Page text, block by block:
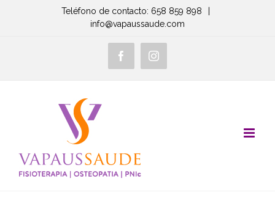
Teléfono de contacto: 658 859 898
info@vapaussaude.com
FacebookInstagram